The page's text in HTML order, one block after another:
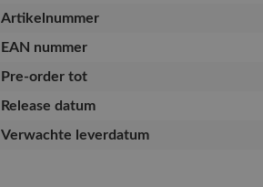
Artikelnummer
EAN nummer
Pre-order tot
Release datum
Verwachte leverdatum